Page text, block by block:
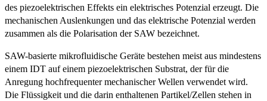
des piezoelektrischen Effekts ein elektrisches Potenzial erzeugt. Die
mechanischen Auslenkungen und das elektrische Potenzial werden
zusammen als die Polarisation der SAW bezeichnet.
SAW-basierte mikrofluidische Geräte bestehen meist aus mindestens
einem IDT auf einem piezoelektrischen Substrat, der für die
Anregung hochfrequenter mechanischer Wellen verwendet wird.
Die Flüssigkeit und die darin enthaltenen Partikel/Zellen stehen in